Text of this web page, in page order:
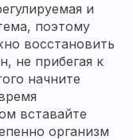
и
поэтому
восстановить
не прибегая к
начните
вставайте
организм